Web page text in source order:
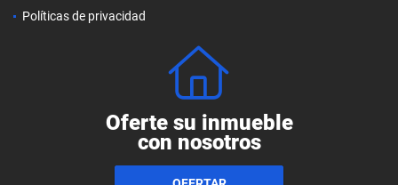
Políticas de privacidad
Oferte su inmueble
con nosotros